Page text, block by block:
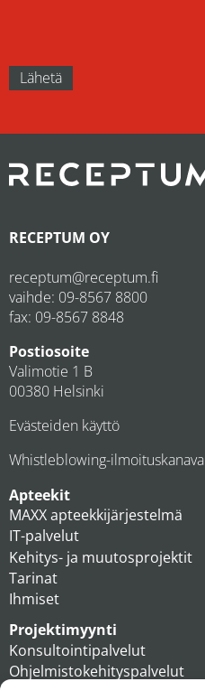
RECEPTUM OY
receptum@receptum.fi
vaihde: 09-8567 8800
fax: 09-8567 8848
Postiosoite
Valimotie 1 B
00380 Helsinki
Evästeiden käyttö
Whistleblowing-ilmoituskanava
Apteekit
MAXX apteekkijärjestelmä
IT-palvelut
Kehitys- ja muutosprojektit
Tarinat
Ihmiset
Projektimyynti
Konsultointipalvelut
Ohjelmistokehityspalvelut